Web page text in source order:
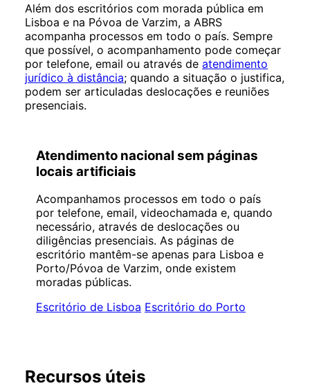
Além dos escritórios com morada pública em
Lisboa e na Póvoa de Varzim, a ABRS
acompanha processos em todo o país. Sempre
que possível, o acompanhamento pode começar
por telefone, email ou através de atendimento
jurídico à distância; quando a situação o justifica,
podem ser articuladas deslocações e reuniões
presenciais.
Atendimento nacional sem páginas
locais artificiais
Acompanhamos processos em todo o país
por telefone, email, videochamada e, quando
necessário, através de deslocações ou
diligências presenciais. As páginas de
escritório mantêm-se apenas para Lisboa e
Porto/Póvoa de Varzim, onde existem
moradas públicas.
Escritório de Lisboa Escritório do Porto
Recursos úteis